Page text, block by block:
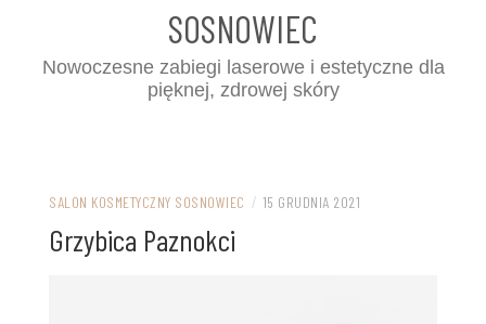
SOSNOWIEC
Nowoczesne zabiegi laserowe i estetyczne dla
pięknej, zdrowej skóry
SALON KOSMETYCZNY SOSNOWIEC / 15 GRUDNIA 2021
Grzybica Paznokci